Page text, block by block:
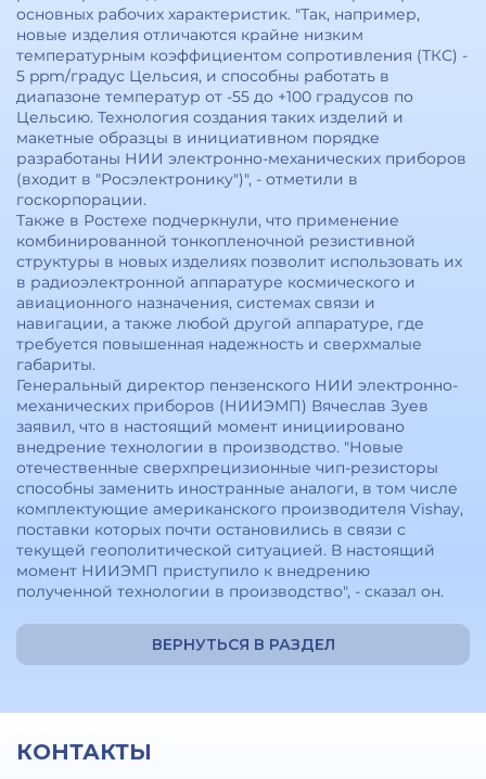
основных рабочих характеристик. "Так, например,
новые изделия отличаются крайне низким
температурным коэффициентом сопротивления (ТКС) -
5 ppm/градус Цельсия, и способны работать в
диапазоне температур от -55 до +100 градусов по
Цельсию. Технология создания таких изделий и
макетные образцы в инициативном порядке
разработаны НИИ электронно-механических приборов
(входит в "Росэлектронику")", - отметили в
госкорпорации.
Также в Ростехе подчеркнули, что применение
комбинированной тонкопленочной резистивной
структуры в новых изделиях позволит использовать их
в радиоэлектронной аппаратуре космического и
авиационного назначения, системах связи и
навигации, а также любой другой аппаратуре, где
требуется повышенная надежность и сверхмалые
габариты.
Генеральный директор пензенского НИИ электронно-
механических приборов (НИИЭМП) Вячеслав Зуев
заявил, что в настоящий момент инициировано
внедрение технологии в производство. "Новые
отечественные сверхпрецизионные чип-резисторы
способны заменить иностранные аналоги, в том числе
комплектующие американского производителя Vishay,
поставки которых почти остановились в связи с
текущей геополитической ситуацией. В настоящий
момент НИИЭМП приступило к внедрению
полученной технологии в производство", - сказал он.
ВЕРНУТЬСЯ В РАЗДЕЛ
КОНТАКТЫ